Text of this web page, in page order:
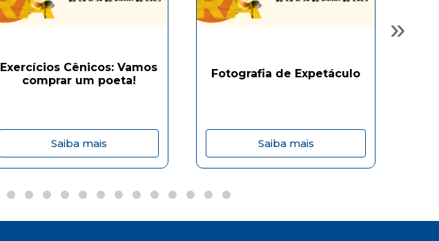
Exercícios Cênicos: Vamos
comprar um poeta!
Saiba mais
Fotografia de Expetáculo
Saiba mais
»